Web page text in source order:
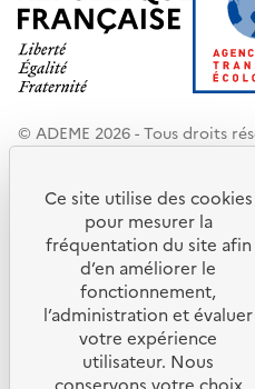
© ADEME 2026 - Tous droits
Agir pour la transition
de conseils et de services de l'
acteurs économiques et
contre le réchauffement
ressources.
ademe.fr
S'ouvre
nouvelle
librairie.ademe.fr
S'ouvre
dans
une
nouvelle
ademe.fr/presse
S'ouvre
Ce site utilise des cookies
pour mesurer la
fréquentation du site afin
d’en améliorer le
fonctionnement,
l’administration et évaluer
votre expérience
utilisateur. Nous
conservons votre choix